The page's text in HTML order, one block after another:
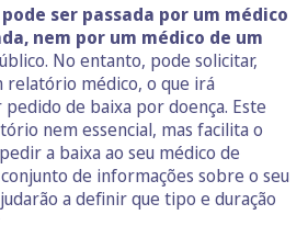
ser passada por um médico
nem por um médico de um
No entanto, pode solicitar,
relatório médico, o que irá
de baixa por doença. Este
nem essencial, mas facilita o
a baixa ao seu médico de
de informações sobre o seu
a definir que tipo e duração